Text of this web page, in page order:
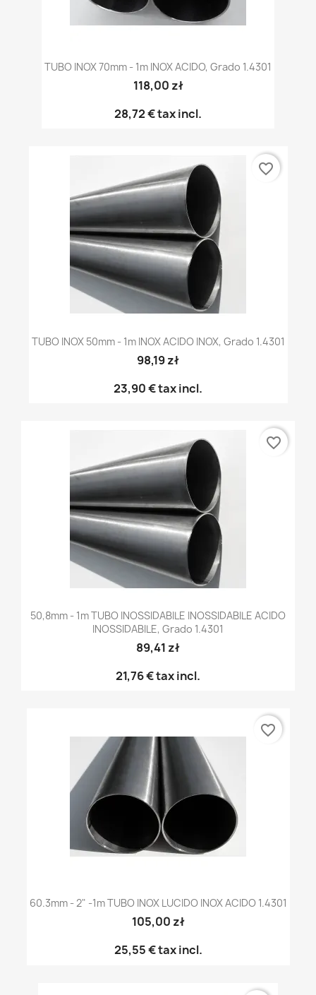
TUBO INOX 70mm - 1m INOX ACIDO, Grado 1.4301
118,00 zł
28,72 €tax incl.
TUBO INOX 50mm - 1m INOX ACIDO INOX, Grado 1.4301
98,19 zł
23,90 €tax incl.
favorite_border
50,8mm - 1m TUBO INOSSIDABILE INOSSIDABILE ACIDO
INOSSIDABILE, Grado 1.4301
89,41 zł
21,76 €tax incl.
favorite_border
60.3mm - 2" -1m TUBO INOX LUCIDO INOX ACIDO 1.4301
105,00 zł
25,55 €tax incl.
favorite_border